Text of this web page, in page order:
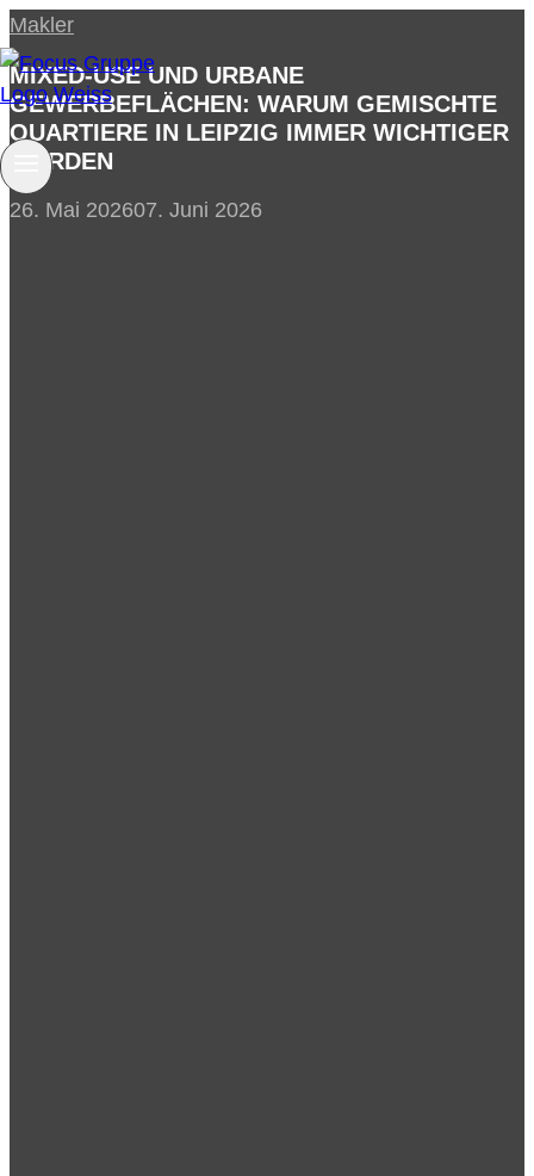
Zum
Inhalt
springen
Makler
MIXED-USE UND URBANE
GEWERBEFLÄCHEN: WARUM GEMISCHTE
QUARTIERE IN LEIPZIG IMMER WICHTIGER
WERDEN
26. Mai 202607. Juni 2026